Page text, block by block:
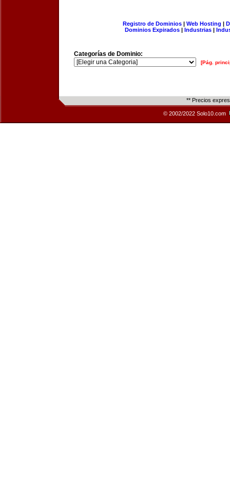
Registro de Dominios| Web Hosting |
Dominios Expirados | Industrias |
Categorías de Dominio:
[Pág.
** Precios
© 2002/2022 Solo10.com